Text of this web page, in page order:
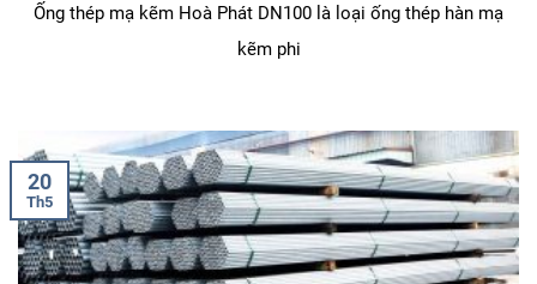
Ống thép mạ kẽm Hoà Phát DN100 là loại ống thép hàn mạ
kẽm phi
20
Th5